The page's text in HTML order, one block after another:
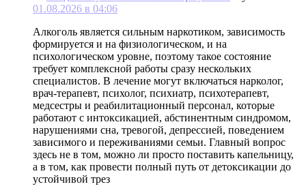
01.08.2026 в 04:06
Алкоголь является сильным наркотиком, зависимость
формируется и на физиологическом, и на
психологическом уровне, поэтому такое состояние
требует комплексной работы сразу нескольких
специалистов. В лечение могут включаться нарколог,
врач-терапевт, психолог, психиатр, психотерапевт,
медсестры и реабилитационный персонал, которые
работают с интоксикацией, абстинентным синдромом,
нарушениями сна, тревогой, депрессией, поведением
зависимого и переживаниями семьи. Главный вопрос
здесь не в том, можно ли просто поставить капельницу,
а в том, как провести полный путь от детоксикации до
устойчивой трез